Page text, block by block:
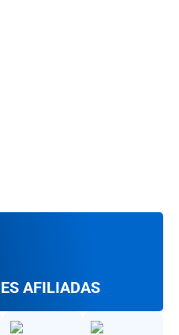
AFILIADAS